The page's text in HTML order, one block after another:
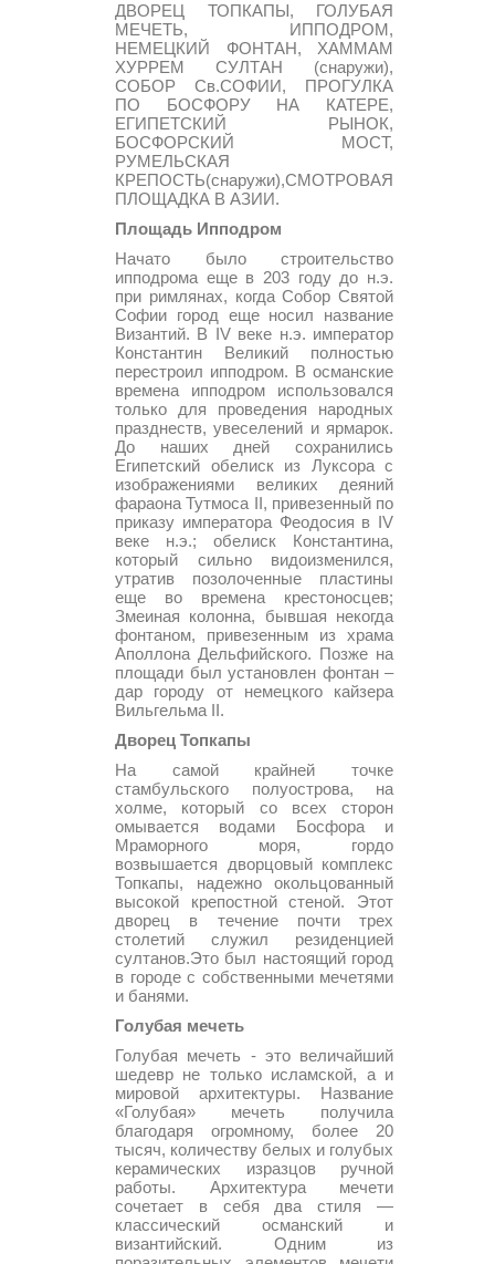
ДВОРЕЦ ТОПКАПЫ, ГОЛУБАЯ
МЕЧЕТЬ, ИППОДРОМ,
НЕМЕЦКИЙ ФОНТАН, ХАММАМ
ХУРРЕМ СУЛТАН (снаружи),
СОБОР Св.СОФИИ, ПРОГУЛКА
ПО БОСФОРУ НА КАТЕРЕ,
ЕГИПЕТСКИЙ РЫНОК,
БОСФОРСКИЙ МОСТ,
РУМЕЛЬСКАЯ
КРЕПОСТЬ(снаружи),СМОТРОВАЯ
ПЛОЩАДКА В АЗИИ.
Площадь Ипподром
Начато было строительство
ипподрома еще в 203 году до н.э.
при римлянах, когда Собор Святой
Софии город еще носил название
Византий. В IV веке н.э. император
Константин Великий полностью
перестроил ипподром. В османские
времена ипподром использовался
только для проведения народных
празднеств, увеселений и ярмарок.
До наших дней сохранились
Египетский обелиск из Луксора с
изображениями великих деяний
фараона Тутмоса II, привезенный по
приказу императора Феодосия в IV
веке н.э.; обелиск Константина,
который сильно видоизменился,
утратив позолоченные пластины
еще во времена крестоносцев;
Змеиная колонна, бывшая некогда
фонтаном, привезенным из храма
Аполлона Дельфийского. Позже на
площади был установлен фонтан –
дар городу от немецкого кайзера
Вильгельма II.
Дворец Топкапы
На самой крайней точке
стамбульского полуострова, на
холме, который со всех сторон
омывается водами Босфора и
Мраморного моря, гордо
возвышается дворцовый комплекс
Топкапы, надежно окольцованный
высокой крепостной стеной. Этот
дворец в течение почти трех
столетий служил резиденцией
султанов.Это был настоящий город
в городе с собственными мечетями
и банями.
Голубая мечеть
Голубая мечеть - это величайший
шедевр не только исламской, а и
мировой архитектуры. Название
«Голубая» мечеть получила
благодаря огромному, более 20
тысяч, количеству белых и голубых
керамических изразцов ручной
работы. Архитектура мечети
сочетает в себя два стиля —
классический османский и
византийский. Одним из